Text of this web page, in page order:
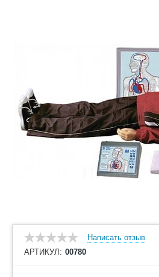
Написать отзыв
АРТИКУЛ: 00780